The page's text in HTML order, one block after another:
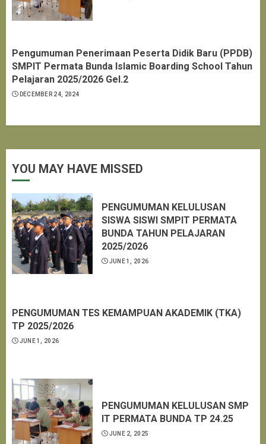
Pengumuman Penerimaan Peserta Didik Baru (PPDB)
SMPIT Permata Bunda Islamic Boarding School Tahun
Pelajaran 2025/2026 Gel.2
DECEMBER 24, 2024
YOU MAY HAVE MISSED
PENGUMUMAN KELULUSAN
SISWA SISWI SMPIT PERMATA
BUNDA TAHUN PELAJARAN
2025/2026
JUNE 1, 2026
PENGUMUMAN TES KEMAMPUAN AKADEMIK (TKA)
TP 2025/2026
JUNE 1, 2026
PENGUMUMAN KELULUSAN SMP
IT PERMATA BUNDA TP 24.25
JUNE 2, 2025